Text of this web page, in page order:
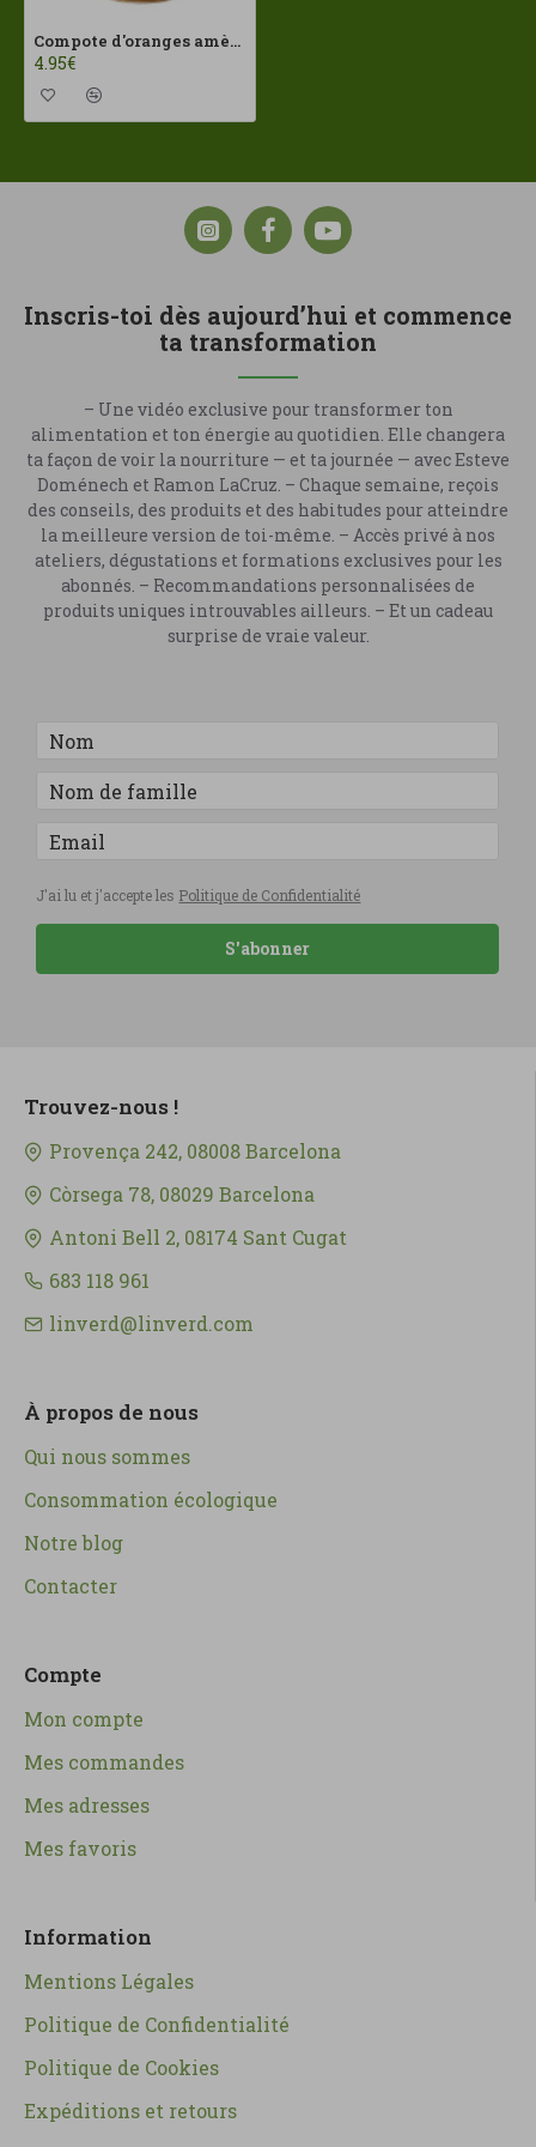
Compote d'oranges amères 265 g Biocop ECO
4.95€
Inscris-toi dès aujourd’hui et commence
ta transformation
– Une vidéo exclusive pour transformer ton
alimentation et ton énergie au quotidien. Elle changera
ta façon de voir la nourriture — et ta journée — avec Esteve
Doménech et Ramon LaCruz. – Chaque semaine, reçois
des conseils, des produits et des habitudes pour atteindre
la meilleure version de toi-même. – Accès privé à nos
ateliers, dégustations et formations exclusives pour les
abonnés. – Recommandations personnalisées de
produits uniques introuvables ailleurs. – Et un cadeau
surprise de vraie valeur.
J'ai lu et j'accepte les Politique de Confidentialité
S'abonner
Trouvez-nous !
Provença 242, 08008 Barcelona
Còrsega 78, 08029 Barcelona
Antoni Bell 2, 08174 Sant Cugat
683 118 961
linverd@linverd.com
À propos de nous
Qui nous sommes
Consommation écologique
Notre blog
Contacter
Compte
Mon compte
Mes commandes
Mes adresses
Mes favoris
Information
Mentions Légales
Politique de Confidentialité
Politique de Cookies
Expéditions et retours